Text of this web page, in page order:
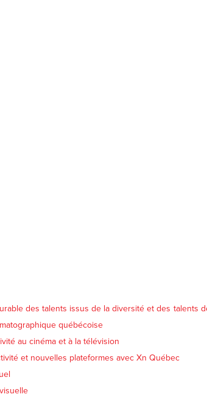
des talents issus de la diversité et des talents
québécoise
au cinéma et à la télévision
et nouvelles plateformes avec Xn Québec